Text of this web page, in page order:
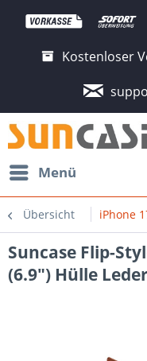
Kostenloser
Menü
Übersicht iPhone
Suncase Flip-
(6.9") Hülle